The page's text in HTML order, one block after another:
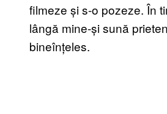
filmeze și s-o pozeze. În
lângă mine-și sună
bineînțeles.